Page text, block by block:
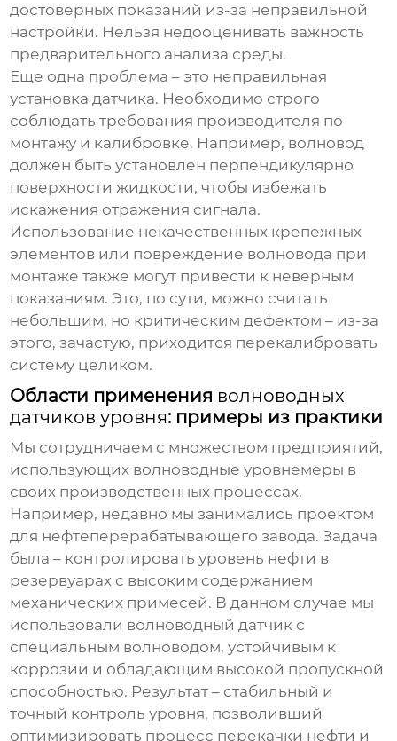
достоверных показаний из-за неправильной
настройки. Нельзя недооценивать важность
предварительного анализа среды.
Еще одна проблема – это неправильная
установка датчика. Необходимо строго
соблюдать требования производителя по
монтажу и калибровке. Например, волновод
должен быть установлен перпендикулярно
поверхности жидкости, чтобы избежать
искажения отражения сигнала.
Использование некачественных крепежных
элементов или повреждение волновода при
монтаже также могут привести к неверным
показаниям. Это, по сути, можно считать
небольшим, но критическим дефектом – из-за
этого, зачастую, приходится перекалибровать
систему целиком.
Области применения волноводных
датчиков уровня: примеры из практики
Мы сотрудничаем с множеством предприятий,
использующих волноводные уровнемеры в
своих производственных процессах.
Например, недавно мы занимались проектом
для нефтеперерабатывающего завода. Задача
была – контролировать уровень нефти в
резервуарах с высоким содержанием
механических примесей. В данном случае мы
использовали волноводный датчик с
специальным волноводом, устойчивым к
коррозии и обладающим высокой пропускной
способностью. Результат – стабильный и
точный контроль уровня, позволивший
оптимизировать процесс перекачки нефти и